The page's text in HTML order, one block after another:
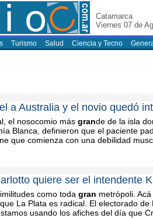
Catamarca
Viernes 07 de
Turismo Salud Ciencia y Tecno
a Australia y el novio quedó
el nosocomio más grande de la isla
Blanca, definieron que el paciente
que comienza con una debilidad
quiere ser el intendente
como toda gran metrópoli.
La Plata es radical. El electorado
usando los afiches del día que